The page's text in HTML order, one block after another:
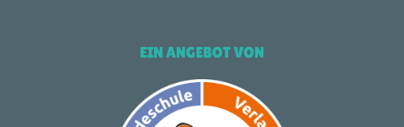
EIN ANGEBOT VON